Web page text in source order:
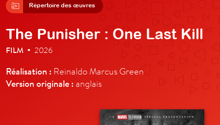
Répertoire des œuvres
The Punisher : One Last Kill
FILM • 2026
Réalisation : Reinaldo Marcus Green
Version originale : anglais